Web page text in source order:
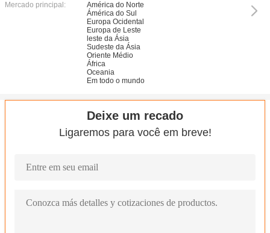
Mercado principal:
América do Norte
Ámérica do Sul
Europa Ocidental
Europa de Leste
leste da Ásia
Sudeste da Ásia
Oriente Médio
África
Oceania
Em todo o mundo
Deixe um recado
Ligaremos para você em breve!